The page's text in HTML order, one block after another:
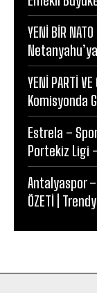
YENİ BİR
YENİ PARTİ VE
Komisyonda
Estrela –
Portekiz Ligi
Antalyaspor
ÖZETİ |